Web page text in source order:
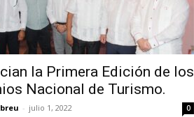
la Primera Edición de los
Nacional de Turismo.
- julio 1, 2022 0